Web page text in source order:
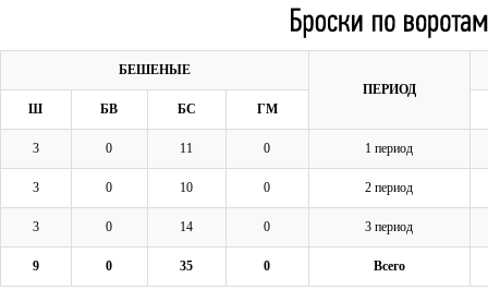
БЕШЕНЫЕ
ПЕРИОД
Ш
БВ БС ГМ
3 0 11 0 1 период
3 0 10 0 2 период
3 0 14 0 3 период
9 0 35 0 Всего